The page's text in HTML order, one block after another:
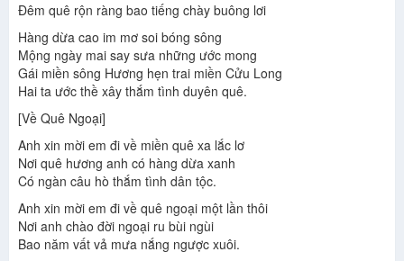
Đêm quê rộn ràng bao tiếng chày buông lơi
Hàng dừa cao im mơ soi bóng sông
Mộng ngày mai say sưa những ước mong
Gái miền sông Hương hẹn trai miền Cửu Long
Hai ta ước thề xây thắm tình duyên quê.
[Về Quê Ngoại]
Anh xin mời em đi về miền quê xa lắc lơ
Nơi quê hương anh có hàng dừa xanh
Có ngàn câu hò thắm tình dân tộc.
Anh xin mời em đi về quê ngoại một lần thôi
Nơi anh chào đời ngoại ru bùi ngùi
Bao năm vất vả mưa nắng ngược xuôi.